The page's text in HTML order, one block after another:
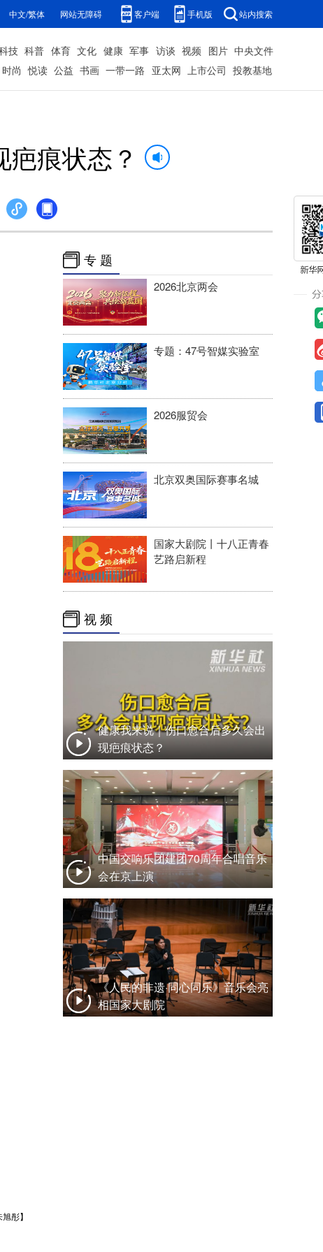
中文/繁体 网站无障碍 客户端 手机版 站内搜索
技 科普 体育 文化 健康 军事 访谈 视频 图片 中央文件
时尚 悦读 公益 书画 一带一路 亚太网 上市公司 投教基地
痕状态？
彤】
专 题
2026北京两会
专题：47号智媒实验室
2026服贸会
北京双奥国际赛事名城
国家大剧院丨十八正青春
艺路启新程
视 频
健康我来说｜伤口愈合后多久会出
现疤痕状态？
中国交响乐团建团70周年合唱音乐
会在京上演
《人民的非遗·同心同乐》音乐会亮
相国家大剧院